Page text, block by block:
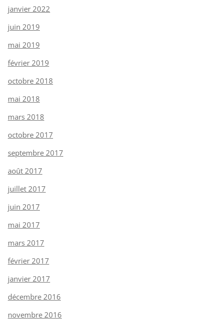
janvier 2022
juin 2019
mai 2019
février 2019
octobre 2018
mai 2018
mars 2018
octobre 2017
septembre 2017
août 2017
juillet 2017
juin 2017
mai 2017
mars 2017
février 2017
janvier 2017
décembre 2016
novembre 2016